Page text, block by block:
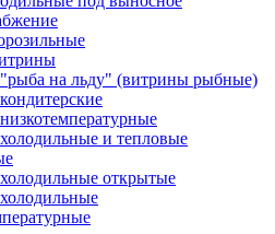
на льду" (витрины рыбные)
и тепловые
открытые